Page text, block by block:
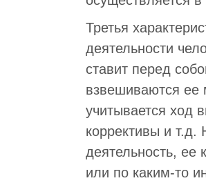
Третья
деятельности
ставит перед
взвешиваются
учитывается ход
коррективы и
деятельность, ее
или по каким-то